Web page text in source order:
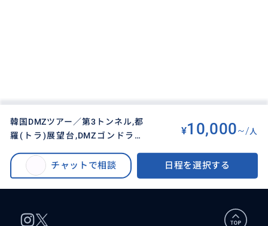
韓国DMZツアー／第3トンネル,都
羅(トラ)展望台,DMZゴンドラ搭
¥10,000~/ 人
チャットで相談 日程を選択する
韓国DMZツアー／第3トンネル,都羅(トラ)展望台,DMZゴンドラ搭乗,臨津閣,自
由の橋【半日観光】